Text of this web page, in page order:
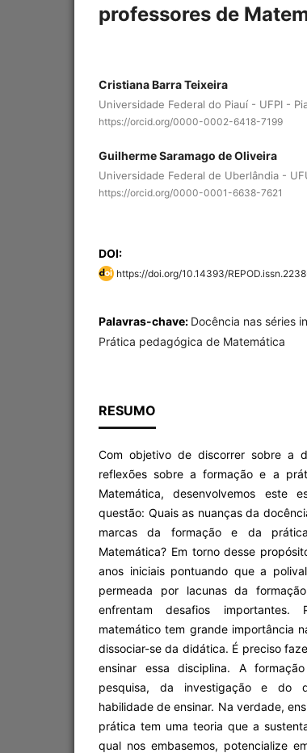
professores de
Cristiana Barra Teixeira
Universidade Federal do Piauí - UFPI -
https://orcid.org/0000-0002-6418-7199
Guilherme Saramago de Oliveira
Universidade Federal de Uberlândia -
https://orcid.org/0000-0001-6638-7621
DOI:
https://doi.org/10.14393/
Palavras-chave: Docência nas séries
Prática pedagógica de Matemática
RESUMO
Com objetivo de discorrer sobre a
reflexões sobre a formação e a
Matemática, desenvolvemos este
questão: Quais as nuanças da
marcas da formação e da
Matemática? Em torno desse
anos iniciais pontuando que a
permeada por lacunas da
enfrentam desafios importantes.
matemático tem grande importância
dissociar-se da didática. É preciso
ensinar essa disciplina. A
pesquisa, da investigação e do
habilidade de ensinar. Na verdade,
prática tem uma teoria que a
qual nos embasemos, potencialize